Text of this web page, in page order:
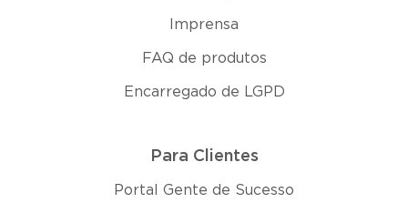
Imprensa
FAQ de produtos
Encarregado de LGPD
Para Clientes
Portal Gente de Sucesso